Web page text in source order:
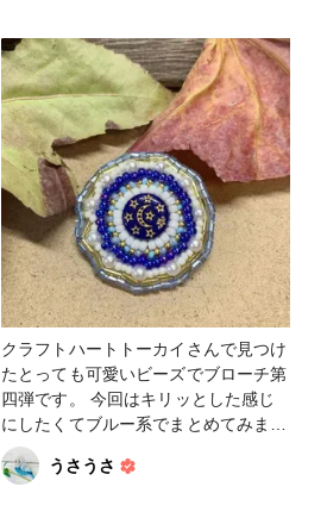
しく何度も試行錯誤しました。 ま
た、ブレスレットの長さを調整するに
は自分の手首が細すぎ中々微調整に手
擦りました。 ブレスレットを作るの
が初めてだったのでこれを機に色々挑
戦してみようと思います。 #minne #
レトロ #スワロフスキー #パール #メ
タルフラワー
クラフトハートトーカイさんで見つけ
たとっても可愛いビーズでブローチ第
四弾です。 今回はキリッとした感じ
にしたくてブルー系でまとめてみまし
た。やっぱりパール×ゴールドは外せ
ません🤣次は違う形で作ってみようと
うさうさ